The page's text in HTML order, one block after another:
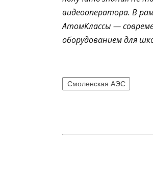
видеооператора. В
АтомКлассы —
оборудованием для
Смоленская АЭС